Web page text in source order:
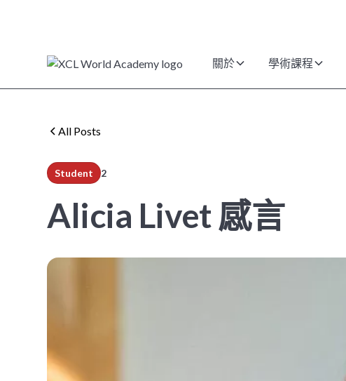
關於 學術課程
All Posts
Student 2
Alicia Livet 感言